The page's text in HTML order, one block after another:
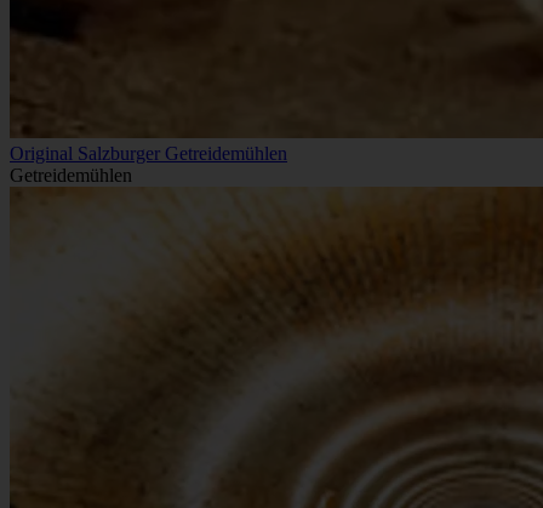
Original Salzburger Getreidemühlen
Getreidemühlen